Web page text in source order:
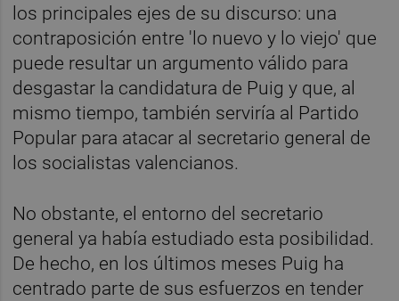
los principales ejes de su discurso: una
contraposición entre 'lo nuevo y lo viejo' que
puede resultar un argumento válido para
desgastar la candidatura de Puig y que, al
mismo tiempo, también serviría al Partido
Popular para atacar al secretario general de
los socialistas valencianos.
No obstante, el entorno del secretario
general ya había estudiado esta posibilidad.
De hecho, en los últimos meses Puig ha
centrado parte de sus esfuerzos en tender